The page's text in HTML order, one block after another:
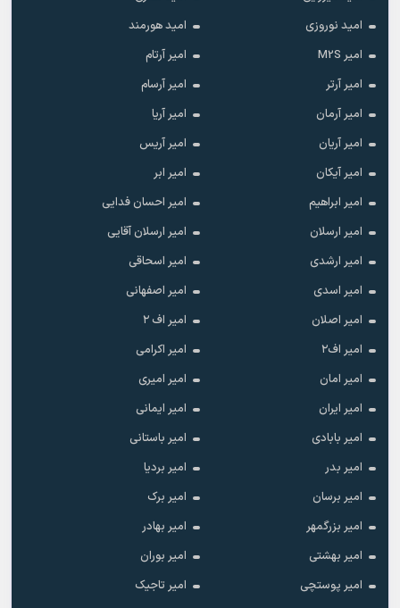
امید نوروزی
امید هورمند
امیر M2S
امیر آرتام
امیر آرتر
امیر آرسام
امیر آرمان
امیر آریا
امیر آریان
امیر آریس
امیر آیکان
امیر ابر
امیر ابراهیم
امیر احسان فدایی
امیر ارسلان
امیر ارسلان آقایی
امیر ارشدی
امیر اسحاقی
امیر اسدی
امیر اصفهانی
امیر اصلان
امیر اف ۲
امیر اف۲
امیر اکرامی
امیر امان
امیر امیری
امیر ایران
امیر ایمانی
امیر بابادی
امیر باستانی
امیر بدر
امیر بردیا
امیر برسان
امیر برک
امیر بزرگمهر
امیر بهادر
امیر بهشتی
امیر بوران
امیر پوستچی
امیر تاجیک